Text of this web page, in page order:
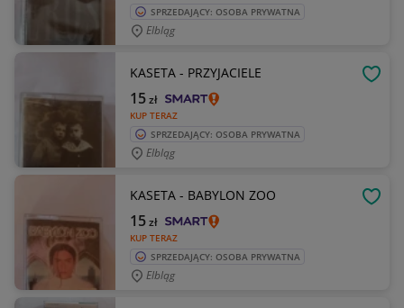
SPRZEDAJĄCY: OSOBA PRYWATNA
Elbląg
KASETA - PRZYJACIELE
KUP TERAZ
15zł
SPRZEDAJĄCY: OSOBA PRYWATNA
Elbląg
KASETA - BABYLON ZOO
KUP TERAZ
15zł
SPRZEDAJĄCY: OSOBA PRYWATNA
Elbląg